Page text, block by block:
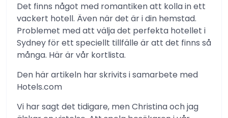
Det finns något med romantiken att kolla in ett
vackert hotell. Även när det är i din hemstad.
Problemet med att välja det perfekta hotellet i
Sydney för ett speciellt tillfälle är att det finns så
många. Här är vår kortlista.
Den här artikeln har skrivits i samarbete med
Hotels.com
Vi har sagt det tidigare, men Christina och jag